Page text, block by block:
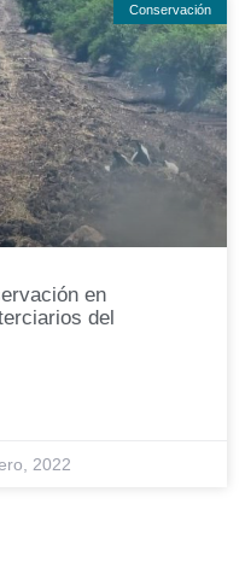
Conservación
en
del
2022